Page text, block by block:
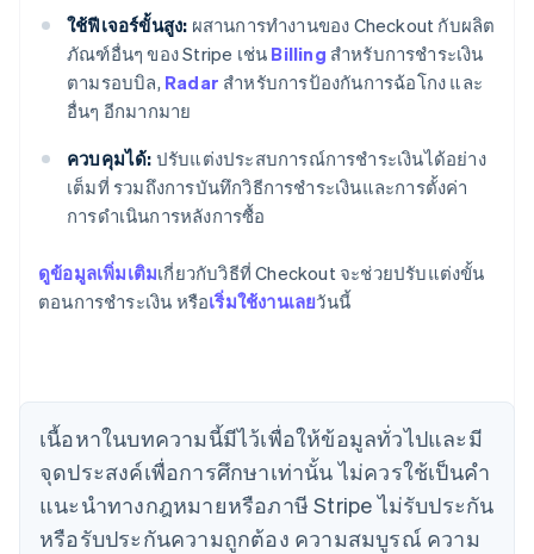
ใช้ฟีเจอร์ขั้นสูง: ผสานการทำงานของ Checkout กับผลิต
ภัณฑ์อื่นๆ ของ Stripe เช่น Billing สำหรับการชำระเงิน
ตามรอบบิล, Radar สำหรับการป้องกันการฉ้อโกง และ
อื่นๆ อีกมากมาย
ควบคุมได้: ปรับแต่งประสบการณ์การชำระเงินได้อย่าง
เต็มที่ รวมถึงการบันทึกวิธีการชำระเงินและการตั้งค่า
การดำเนินการหลังการซื้อ
ดูข้อมูลเพิ่มเติมเกี่ยวกับวิธีที่ Checkout จะช่วยปรับแต่งขั้น
ตอนการชำระเงิน หรือเริ่มใช้งานเลยวันนี้
เนื้อหาในบทความนี้มีไว้เพื่อให้ข้อมูลทั่วไปและมี
จุดประสงค์เพื่อการศึกษาเท่านั้น ไม่ควรใช้เป็นคํา
แนะนําทางกฎหมายหรือภาษี Stripe ไม่รับประกัน
หรือรับประกันความถูกต้อง ความสมบูรณ์ ความ
English
เขตบริหารพิเศษฮ่องกง ประเทศจีน
English简体中文
English
โครเอเชีย
EnglishItaliano
English
ญี่ปุ่น
日本語 English
เดนมาร์ก
English
ไทย
ไทยEnglish